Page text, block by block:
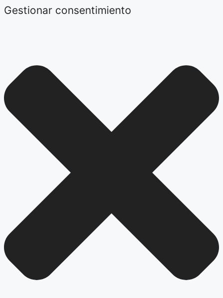
Gestionar consentimiento